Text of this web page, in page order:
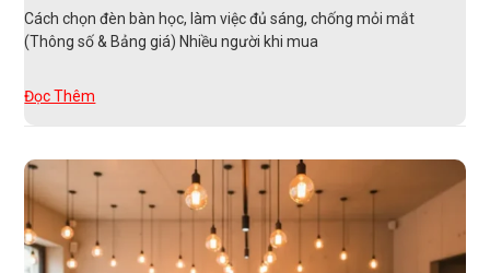
Cách chọn đèn bàn học, làm việc đủ sáng, chống mỏi mắt
(Thông số & Bảng giá) Nhiều người khi mua
Đọc Thêm